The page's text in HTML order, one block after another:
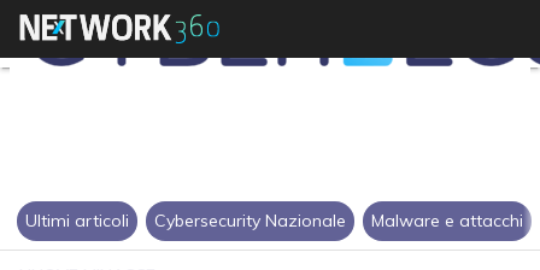
Ultimi articoli Cybersecurity Nazionale Malware e attacchi